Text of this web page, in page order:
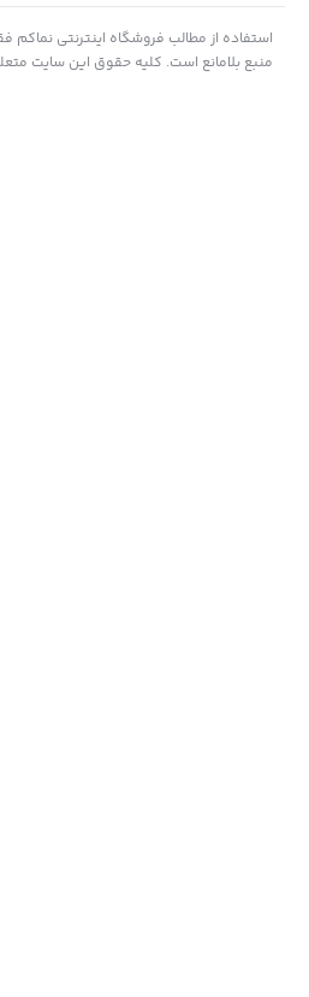
قرار می گیرد و تصویر نوری را به نسخه
نور را به سیگنال‌های الکترونیکی تبدیل
سنسور تصویر، همراه با لنز و پردازشگر
استفاده از مطالب فروشگاه اینترنتی نماکم
منبع بلامانع است. کلیه حقوق این سایت